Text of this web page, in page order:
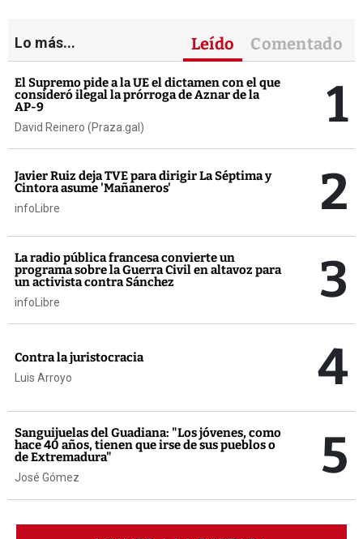
Lo más... Leído Comentado
El Supremo pide a la UE el dictamen con el que
consideró ilegal la prórroga de Aznar de la
AP-9
David Reinero (Praza.gal) 1
Javier Ruiz deja TVE para dirigir La Séptima y
Cintora asume 'Mañaneros'
infoLibre 2
La radio pública francesa convierte un
programa sobre la Guerra Civil en altavoz para
un activista contra Sánchez
infoLibre 3
Contra la juristocracia
Luis Arroyo 4
Sanguijuelas del Guadiana: "Los jóvenes, como
hace 40 años, tienen que irse de sus pueblos o
de Extremadura"
José Gómez 5